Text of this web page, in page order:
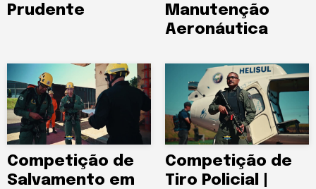
Prudente
Manutenção
Aeronáutica
Competição de
Salvamento em
Competição de
Tiro Policial |